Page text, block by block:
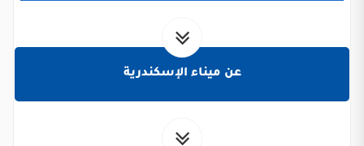
عن ميناء الإسكندرية